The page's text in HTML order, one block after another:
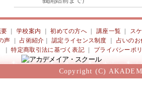
｜学校案内 ｜初めての方へ 講座一覧
ス
声 ｜占術紹介 ｜認定ライセンス制度
占いのお
｜特定商取引法に基づく表記 プライバシーポ
Copyright (C)